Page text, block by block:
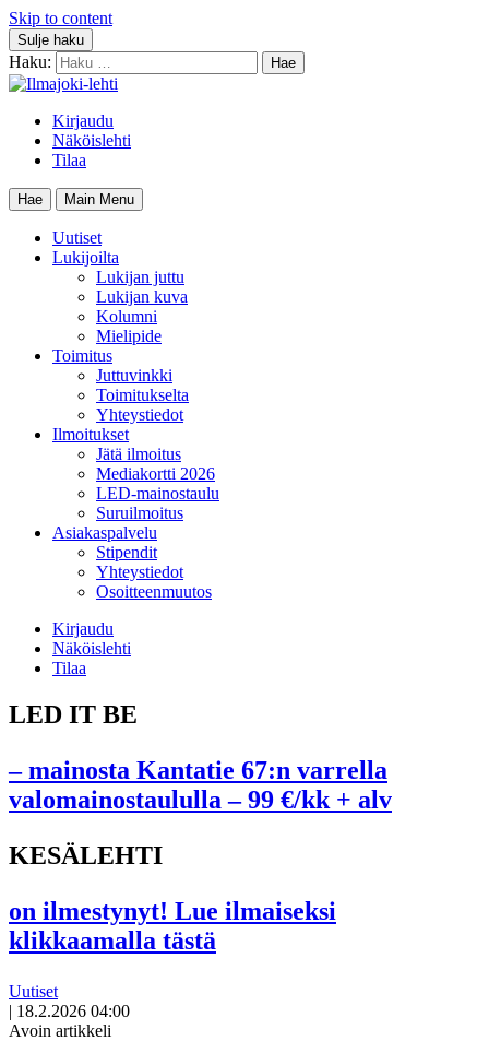
Skip to content
Sulje haku
Haku:
Kirjaudu
Näköislehti
Tilaa
Hae Main Menu
Uutiset
Lukijoilta
Lukijan juttu
Lukijan kuva
Kolumni
Mielipide
Toimitus
Juttuvinkki
Toimitukselta
Yhteystiedot
Ilmoitukset
Jätä ilmoitus
Mediakortti 2026
LED-mainostaulu
Suruilmoitus
Asiakaspalvelu
Stipendit
Yhteystiedot
Osoitteenmuutos
Kirjaudu
Näköislehti
Tilaa
LED IT BE
– mainosta Kantatie 67:n varrella
valomainostaululla – 99 €/kk + alv
KESÄLEHTI
on ilmestynyt! Lue ilmaiseksi
klikkaamalla tästä
Uutiset
| 18.2.2026 04:00
Avoin artikkeli